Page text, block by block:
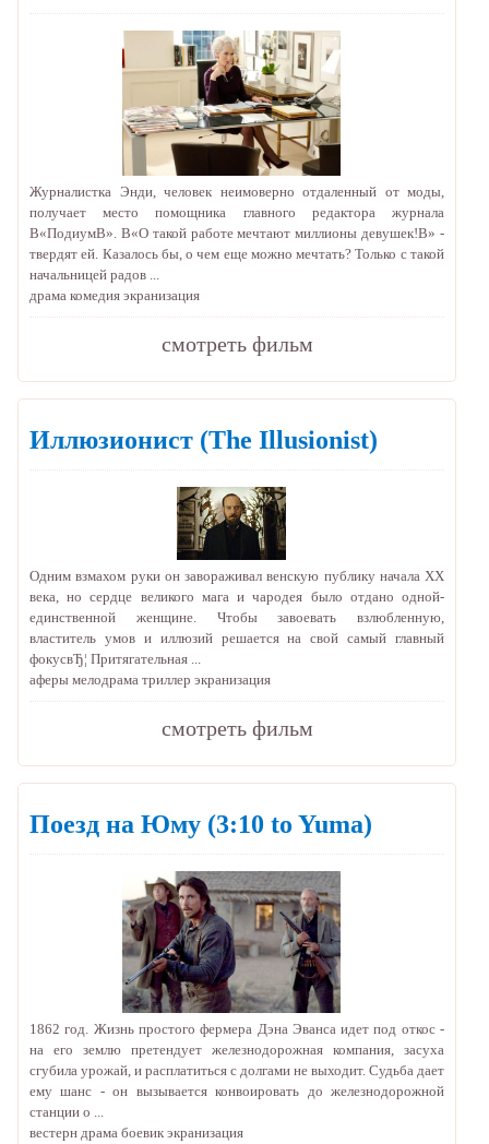
Журналистка Энди, человек неимоверно отдаленный от моды,
получает место помощника главного редактора журнала
В«ПодиумВ». В«О такой работе мечтают миллионы девушек!В» -
твердят ей. Казалось бы, о чем еще можно мечтать? Только с такой
начальницей радов ...
драма комедия экранизация
cмотреть фильм
Иллюзионист (The Illusionist)
Одним взмахом руки он завораживал венскую публику начала XX
века, но сердце великого мага и чародея было отдано одной-
единственной женщине. Чтобы завоевать взлюбленную,
властитель умов и иллюзий решается на свой самый главный
фокусвЂ¦ Притягательная ...
аферы мелодрама триллер экранизация
cмотреть фильм
Поезд на Юму (3:10 to Yuma)
1862 год. Жизнь простого фермера Дэна Эванса идет под откос -
на его землю претендует железнодорожная компания, засуха
сгубила урожай, и расплатиться с долгами не выходит. Судьба дает
ему шанс - он вызывается конвоировать до железнодорожной
станции о ...
вестерн драма боевик экранизация